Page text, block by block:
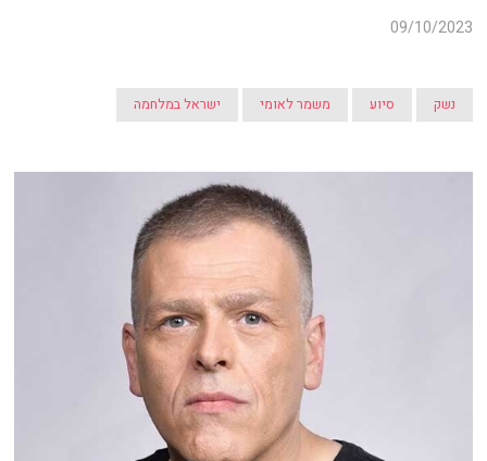
09/10/2023
נשק סיוע משמר לאומי ישראל במלחמה